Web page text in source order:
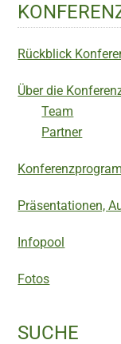
Rückblick
Über die
Team
Partner
Präsentationen,
Infopool
Fotos
SUCHE